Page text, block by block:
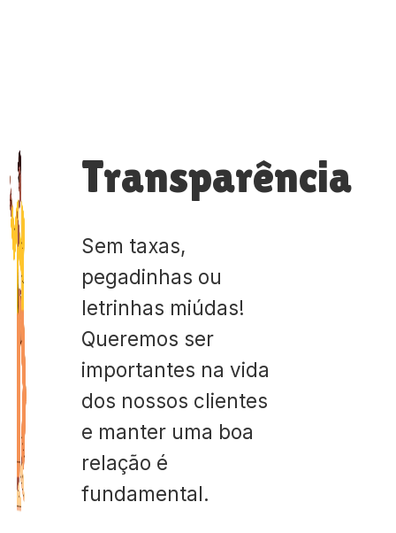
Transparência
Sem taxas,
pegadinhas ou
letrinhas miúdas!
Queremos ser
importantes na vida
dos nossos clientes
e manter uma boa
relação é
fundamental.